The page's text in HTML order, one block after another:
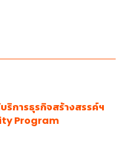
การธุรกิจสร้างสรรค์ฯ
Program